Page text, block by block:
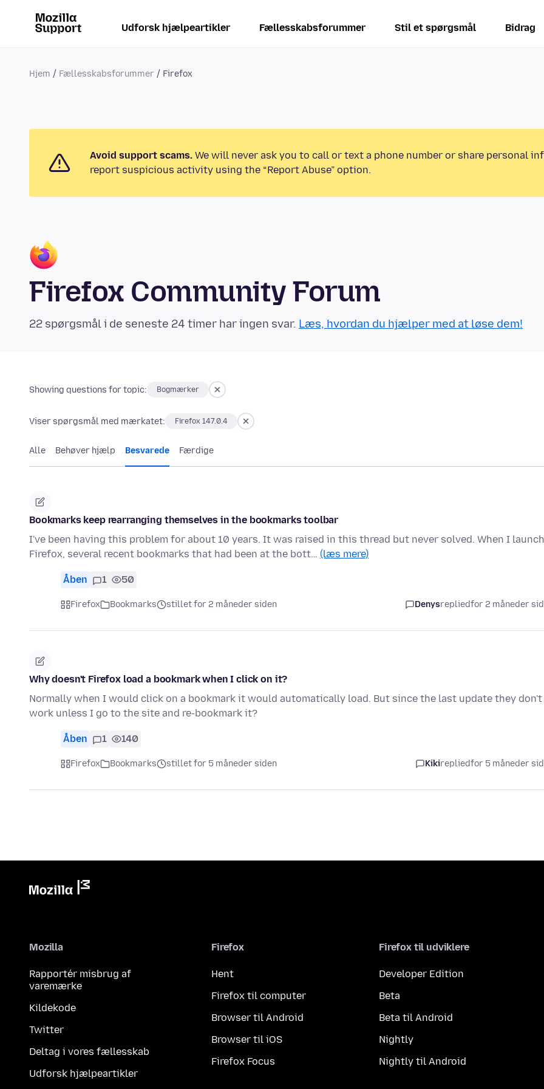
Udforsk hjælpeartikler Fællesskabsforummer Stil et spørgsmål Bidrag
Hjem Fællesskabsforummer Firefox
Avoid support scams. We will never ask you to call or text a phone number or share personal
report suspicious activity using the “Report Abuse” option.
Firefox Community Forum
22 spørgsmål i de seneste 24 timer har ingen svar. Læs, hvordan du hjælper med at løse dem!
Showing questions for topic: Bogmærker
Viser spørgsmål med mærkatet: Firefox 147.0.4
Alle Behøver hjælp Besvarede Færdige
Bookmarks keep rearranging themselves in the bookmarks toolbar
I've been having this problem for about 10 years. It was raised in this thread but never solved. When I launch
Firefox, several recent bookmarks that had been at the bott… (læs mere)
Åben 1 50
Firefox Bookmarks stillet for 2 måneder siden Denysrepliedfor 2 måneder
Why doesn't Firefox load a bookmark when I click on it?
Normally when I would click on a bookmark it would automatically load. But since the last update they don't
work unless I go to the site and re-bookmark it?
Åben 1 140
Firefox Bookmarks stillet for 5 måneder siden Kikirepliedfor 5 måneder
Mozilla
Rapportér misbrug af
varemærke
Kildekode
Twitter
Deltag i vores fællesskab
Udforsk hjælpeartikler
Firefox
Hent
Firefox til computer
Browser til Android
Browser til iOS
Firefox Focus
Firefox til udviklere
Developer Edition
Beta
Beta til Android
Nightly
Nightly til Android